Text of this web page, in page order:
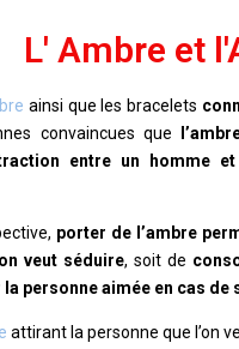
L' Ambre et
ainsi que les bracelets
convaincues que
entre un homme
porter de l’ambre
veut séduire, soit de
personne aimée en cas de
attirant la personne que l’on